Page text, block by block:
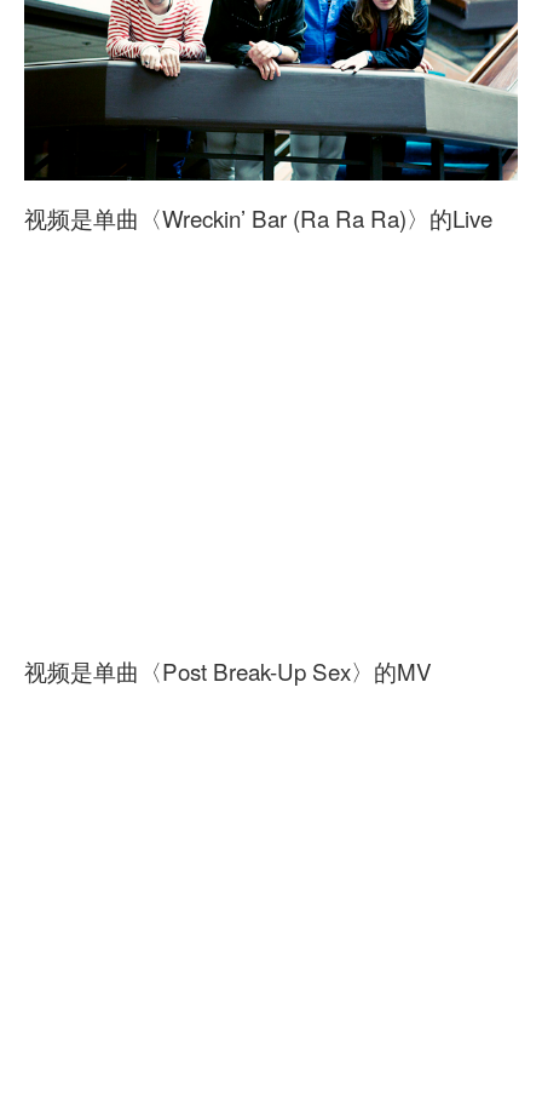
视频是单曲〈Wreckin’ Bar (Ra Ra Ra)〉的Live
视频是单曲〈Post Break-Up Sex〉的MV